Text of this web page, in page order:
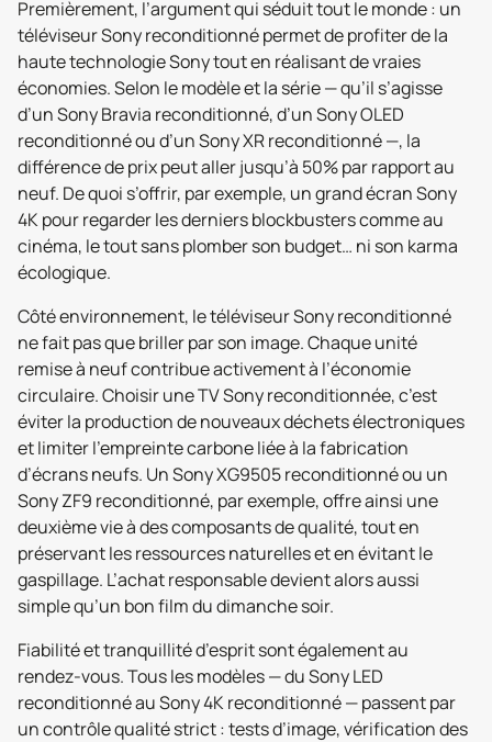
Premièrement, l’argument qui séduit tout le monde : un
téléviseur Sony reconditionné permet de profiter de la
haute technologie Sony tout en réalisant de vraies
économies. Selon le modèle et la série — qu’il s’agisse
d’un Sony Bravia reconditionné, d’un Sony OLED
reconditionné ou d’un Sony XR reconditionné —, la
différence de prix peut aller jusqu’à 50% par rapport au
neuf. De quoi s’offrir, par exemple, un grand écran Sony
4K pour regarder les derniers blockbusters comme au
cinéma, le tout sans plomber son budget… ni son karma
écologique.
Côté environnement, le téléviseur Sony reconditionné
ne fait pas que briller par son image. Chaque unité
remise à neuf contribue activement à l’économie
circulaire. Choisir une TV Sony reconditionnée, c’est
éviter la production de nouveaux déchets électroniques
et limiter l’empreinte carbone liée à la fabrication
d’écrans neufs. Un Sony XG9505 reconditionné ou un
Sony ZF9 reconditionné, par exemple, offre ainsi une
deuxième vie à des composants de qualité, tout en
préservant les ressources naturelles et en évitant le
gaspillage. L’achat responsable devient alors aussi
simple qu’un bon film du dimanche soir.
Fiabilité et tranquillité d’esprit sont également au
rendez-vous. Tous les modèles — du Sony LED
reconditionné au Sony 4K reconditionné — passent par
un contrôle qualité strict : tests d’image, vérification des